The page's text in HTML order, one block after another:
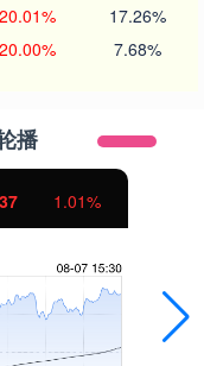
20.01% 17.26%
20.00% 7.68%
播
1.01%